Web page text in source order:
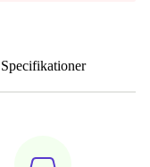
Specifikationer